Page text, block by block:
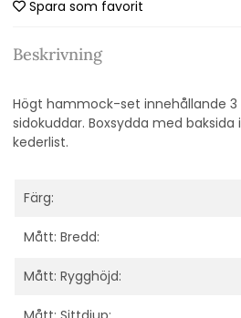
Spara som favorit
Beskrivning
Högt hammock-set innehållande 3
sidokuddar. Boxsydda med baksida
kederlist.
Färg:
Mått: Bredd:
Mått: Rygghöjd: